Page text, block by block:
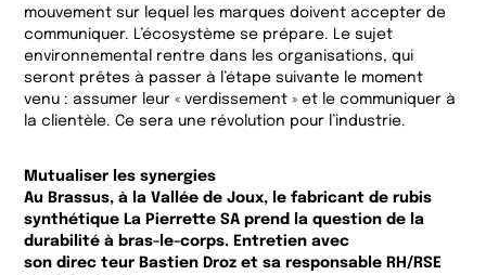
mouvement sur lequel les marques doivent accepter de
communiquer. L’écosystème se prépare. Le sujet
environnemental rentre dans les organisations, qui
seront prêtes à passer à l’étape suivante le moment
venu : assumer leur « verdissement » et le communiquer à
la clientèle. Ce sera une révolution pour l’industrie.
Mutualiser les synergies
Au Brassus, à la Vallée de Joux, le fabricant de rubis
synthétique La Pierrette SA prend la question de la
durabilité à bras-le-corps. Entretien avec
son direc teur Bastien Droz et sa responsable RH/RSE